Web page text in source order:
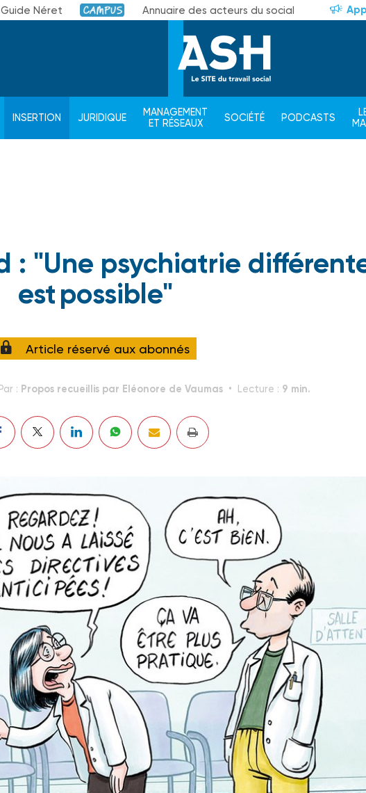
Guide Néret Campus Annuaire des acteurs du social
INSERTION JURIDIQUE
MANAGEMENT
ET RÉSEAUX
SOCIÉTÉ PODCASTS
: "Une psychiatrie
est possible"
Article réservé aux abonnés
Par : Propos recueillis par Eléonore de Vaumas Lecture : 9 min.